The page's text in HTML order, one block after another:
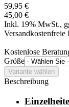
59,95 €
45,00 €
Inkl. 19% MwSt.,
Kostenlose
Größe
Beschreibung